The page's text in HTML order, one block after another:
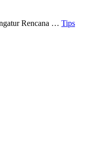
Rencana … Tips